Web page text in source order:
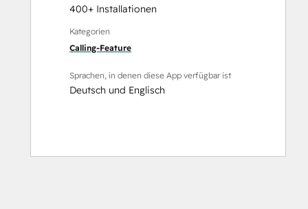
400+ Installationen
Kategorien
Calling-Feature
Sprachen, in denen diese App verfügbar ist
Deutsch und Englisch